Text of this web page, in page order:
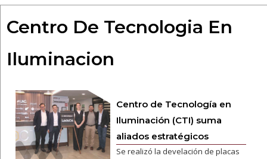
Centro De Tecnologia En
Iluminacion
Centro de Tecnología en
Iluminación (CTI) suma
aliados estratégicos
Se realizó la develación de placas